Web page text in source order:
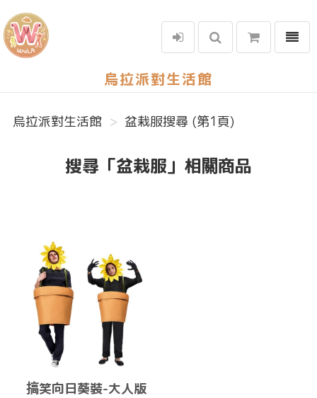
烏拉派對生活館
選單
烏拉派對生活館 盆栽服搜尋 (第1頁)
搜尋「盆栽服」相關商品
搞笑向日葵裝-大人版